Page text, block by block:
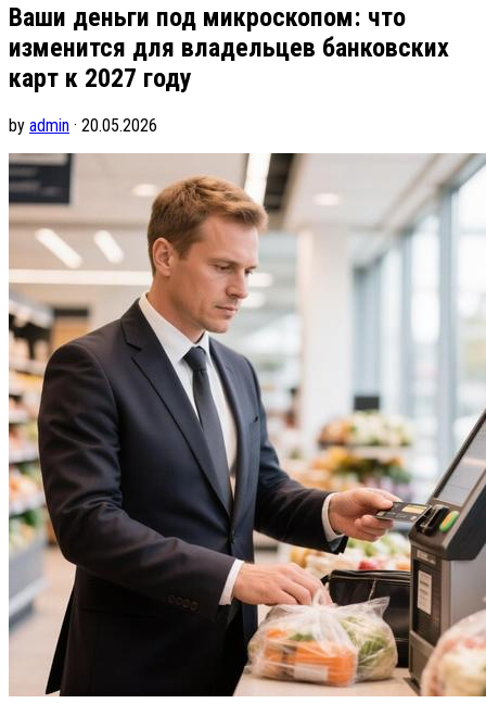
Ваши деньги под микроскопом: что
изменится для владельцев банковских
карт к 2027 году
by admin · 20.05.2026